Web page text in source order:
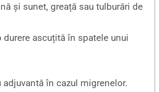
și sunet, greață sau tulburări de
ascuțită în spatele unui
în cazul migrenelor.